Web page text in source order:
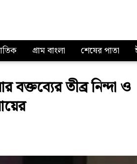
গ্রাম বাংলা শেষের পাতা
তীব্র নিন্দা ও